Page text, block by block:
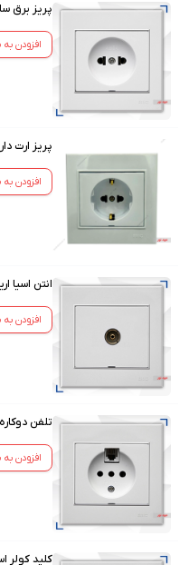
پریز برق
افزودن
پریز ارت
افزودن
انتن اسیا
افزودن
تلفن
افزودن
کلید کولر